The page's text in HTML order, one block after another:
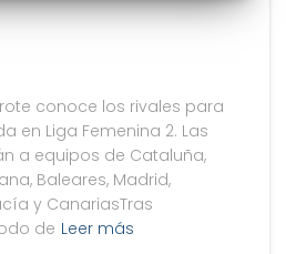
conoce los rivales para
en Liga Femenina 2. Las
a equipos de Cataluña,
Baleares, Madrid,
y CanariasTras
de Leer más